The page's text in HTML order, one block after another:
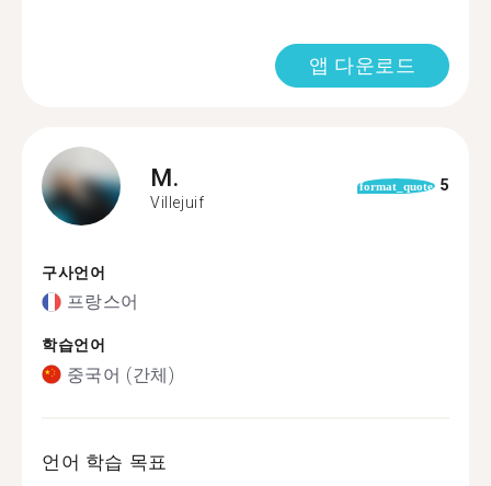
앱 다운로드
M.
Villejuif
format_quote 5
구사언어
프랑스어
학습언어
중국어 (간체)
언어 학습 목표